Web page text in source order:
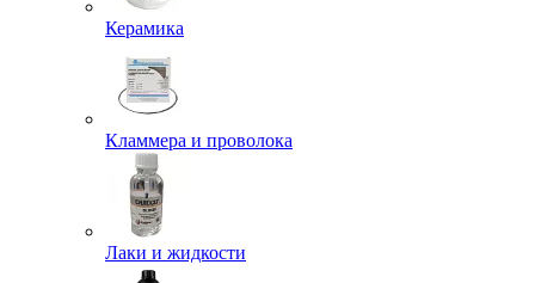
Керамика
Кламмера и проволока
Лаки и жидкости